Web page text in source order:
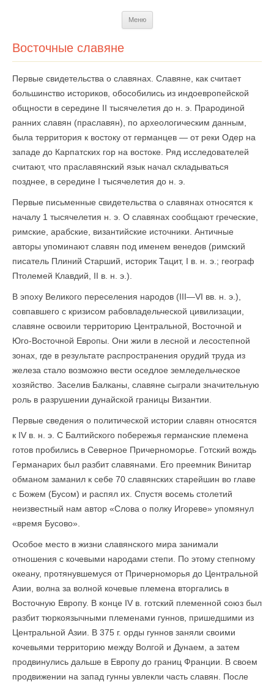
Меню
Восточные славяне
Первые свидетельства о славянах. Славяне, как считает
большинство историков, обособились из индоевропейской
общности в середине II тысячелетия до н. э. Прародиной
ранних славян (праславян), по археологическим данным,
была территория к востоку от германцев — от реки Одер на
западе до Карпатских гор на востоке. Ряд исследователей
считают, что праславянский язык начал складываться
позднее, в середине I тысячелетия до н. э.
Первые письменные свидетельства о славянах относятся к
началу 1 тысячелетия н. э. О славянах сообщают греческие,
римские, арабские, византийские источники. Античные
авторы упоминают славян под именем венедов (римский
писатель Плиний Старший, историк Тацит, I в. н. э.; географ
Птолемей Клавдий, II в. н. э.).
В эпоху Великого переселения народов (III—VI вв. н. э.),
совпавшего с кризисом рабовладельческой цивилизации,
славяне освоили территорию Центральной, Восточной и
Юго-Восточной Европы. Они жили в лесной и лесостепной
зонах, где в результате распространения орудий труда из
железа стало возможно вести оседлое земледельческое
хозяйство. Заселив Балканы, славяне сыграли значительную
роль в разрушении дунайской границы Византии.
Первые сведения о политической истории славян относятся
к IV в. н. э. С Балтийского побережья германские племена
готов пробились в Северное Причерноморье. Готский вождь
Германарих был разбит славянами. Его преемник Винитар
обманом заманил к себе 70 славянских старейшин во главе
с Божем (Бусом) и распял их. Спустя восемь столетий
неизвестный нам автор «Слова о полку Игореве» упомянул
«время Бусово».
Особое место в жизни славянского мира занимали
отношения с кочевыми народами степи. По этому степному
океану, протянувшемуся от Причерноморья до Центральной
Азии, волна за волной кочевые племена вторгались в
Восточную Европу. В конце IV в. готский племенной союз был
разбит тюркоязычными племенами гуннов, пришедшими из
Центральной Азии. В 375 г. орды гуннов заняли своими
кочевьями территорию между Волгой и Дунаем, а затем
продвинулись дальше в Европу до границ Франции. В своем
продвижении на запад гунны увлекли часть славян. После